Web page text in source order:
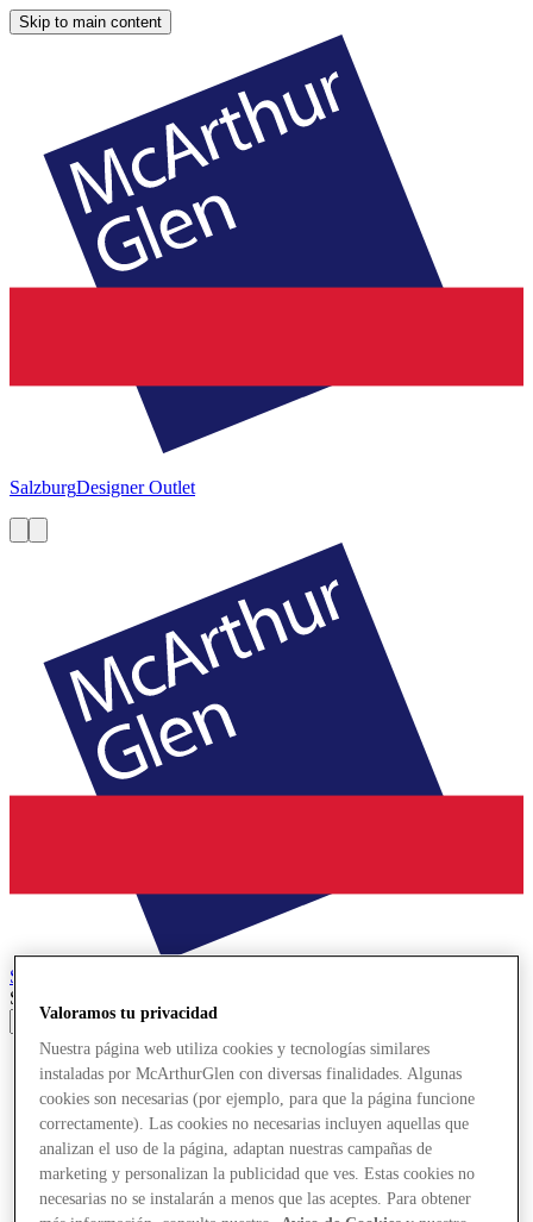
Skip to main content
SalzburgDesigner Outlet
Salzburg
Search input
Tiendas
Ofertas
Planifica tu visita
¿Qué pasa?
Comer y beber
Tarjetas regalo
Servicios
Valoramos tu privacidad
Nuestra página web utiliza cookies y tecnologías similares
instaladas por McArthurGlen con diversas finalidades. Algunas
cookies son necesarias (por ejemplo, para que la página funcione
correctamente). Las cookies no necesarias incluyen aquellas que
analizan el uso de la página, adaptan nuestras campañas de
marketing y personalizan la publicidad que ves. Estas cookies no
necesarias no se instalarán a menos que las aceptes. Para obtener